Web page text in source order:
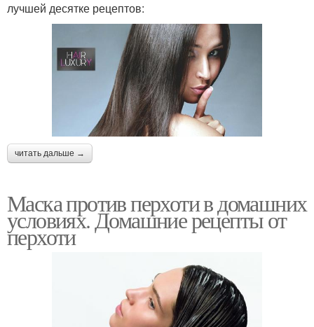
лучшей десятке рецептов:
читать дальше →
Маска против перхоти в домашних
условиях. Домашние рецепты от
перхоти